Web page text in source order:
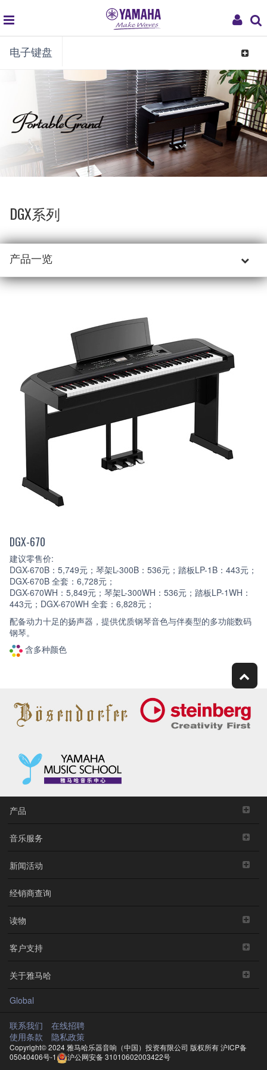
My
global
navigation
电子键盘
Toggle
DGX系列
产品一览
DGX-670
建议零售价:
DGX-670B：5,749元；琴架L-300B：536元；踏板LP-1B：443元；
DGX-670B 全套：6,728元；
DGX-670WH：5,849元；琴架L-300WH：536元；踏板LP-1WH：
443元；DGX-670WH 全套：6,828元；
配备动力十足的扬声器，提供优质钢琴音色与伴奏型的多功能数码
钢琴。
含多种颜色
产品
音乐服务
新闻活动
经销商查询
读物
客户支持
关于雅马哈
Global
联系我们
在线招聘
使用条款
隐私政策
Copyright© 2024 雅马哈乐器音响（中国）投资有限公司 版权所有沪ICP备
05040406号-1
沪公网安备 31010602003422号